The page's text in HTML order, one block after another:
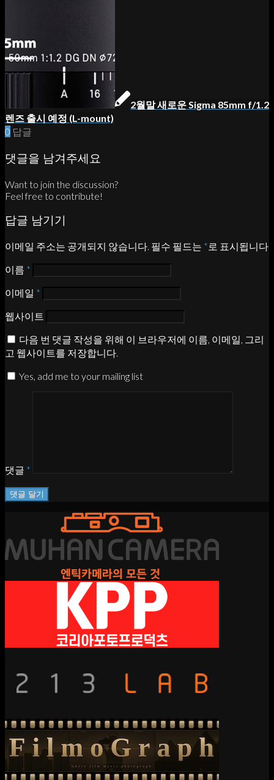
2월말 새로운 Sigma 85mm f/1.2
렌즈 출시 예정 (L-mount)
0 답글
댓글을 남겨주세요
Want to join the discussion?
Feel free to contribute!
답글 남기기
이메일 주소는 공개되지 않습니다. 필수 필드는 * 로 표시됩니다
이름 *
이메일 *
웹사이트
다음 번 댓글 작성을 위해 이 브라우저에 이름, 이메일, 그리
고 웹사이트를 저장합니다.
Yes, add me to your mailing list
댓글 *